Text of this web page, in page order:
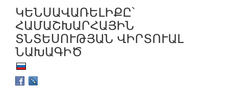
ԿԵՆՍԱՎԱՌԵԼԻՔԸ՝
ՀԱՄԱՇԽԱՐՀԱՅԻՆ
ՏՆՏԵՍՈՒԹՅԱՆ ՎԻՐՏՈՒԱԼ
ՆԱԽԱԳԻԾ